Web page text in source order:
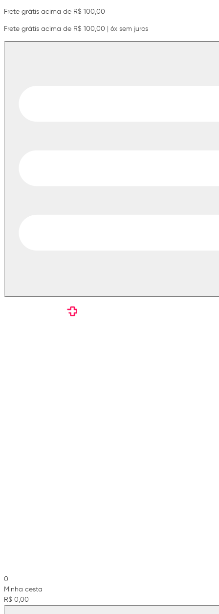
Frete grátis acima de R$ 100,00
Frete grátis acima de R$ 100,00 | 6x sem juros
0
Minha cesta
R$ 0,00